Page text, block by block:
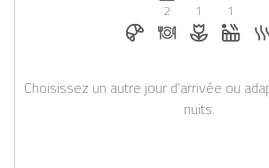
2
1
1
Petit-déjeuner
Dîner surFleursJacuzzi
Choisissez un autre jour d’arrivée ou
nuits.